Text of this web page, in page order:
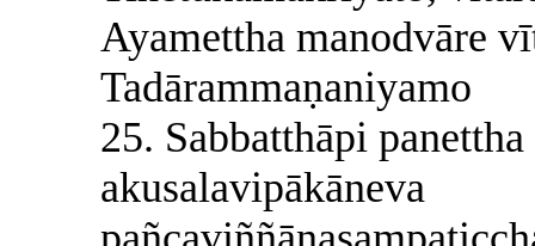
Ayamettha manodvāre
Tadārammaṇaniyamo
25. Sabbatthāpi
akusalavipākāneva